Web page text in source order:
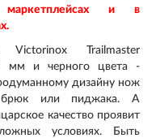
и в
Trailmaster
мм и черного цвета -
дизайну нож
брюк или пиджака. А
качество проявит
условиях. Быть